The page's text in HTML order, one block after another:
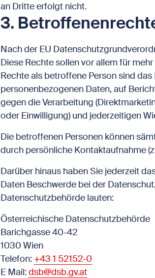
an Dritte erfolgt nicht.
3.
Nach der EU
Diese Rechte sollen vor allem für
Rechte als betroffene Person sind
personenbezogenen Daten, auf
gegen die Verarbeitung
oder Einwilligung) und jederzeitigen
Die betroffenen Personen können
durch persönliche Kontaktaufnahme
Darüber hinaus haben Sie jederzeit
Daten Beschwerde bei der
Datenschutzbehörde lauten:
Österreichische Datenschutzbehörde
Barichgasse 40-42
1030 Wien
Telefon: +43 1 52152-0
E Mail:dsb@dsb.gv.at